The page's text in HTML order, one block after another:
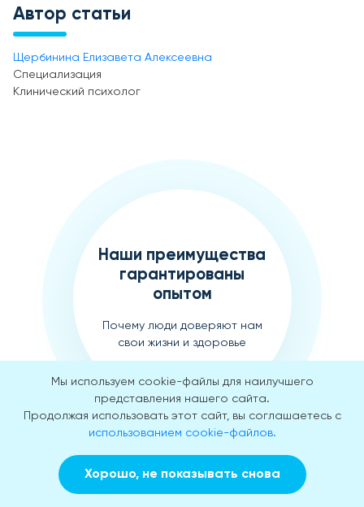
Автор статьи
Щербинина Елизавета Алексеевна
Специализация
Клинический психолог
Наши преимущества
гарантированы
опытом
Почему люди доверяют нам
свои жизни и здоровье
Множество спасенных жизней
Мы используем cookie-файлы для наилучшего
представления нашего сайта.
Продолжая использовать этот сайт, вы соглашаетесь с
использованием cookie-файлов.
Хорошо, не показывать снова
Заказать звонок Вызвать врача на дом